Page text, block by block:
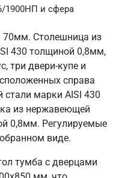
1900НП и сфера
70мм. Столешница из
430 толщиной 0,8мм,
три двери-купе и
справа
марки AISI 430
из нержавеющей
0,8мм. Регулируемые
виде.
тумба с дверцами